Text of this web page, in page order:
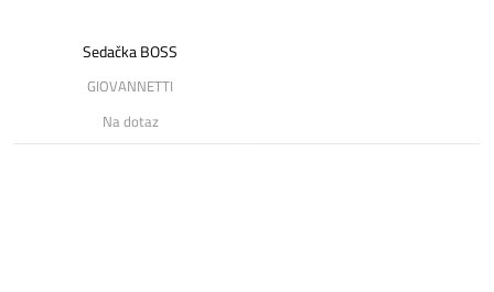
Sedačka BOSS
GIOVANNETTI
Na dotaz